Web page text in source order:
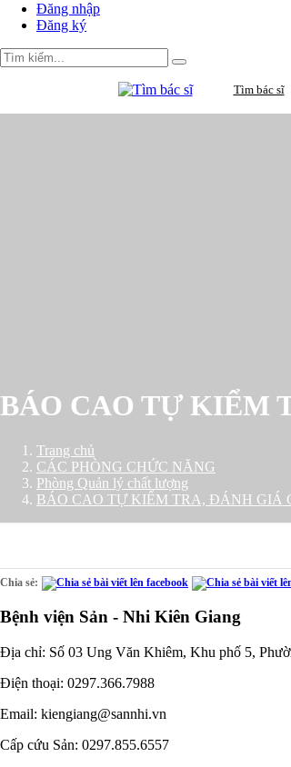
Đăng nhập
Đăng ký
Tìm bác sĩ
BÁO CAO TỰ KIỂM
Trang chủ
CÁC PHÒNG CHỨC NĂNG
Phòng Quản lý chất lượng
BÁO CAO TỰ KIỂM TRA, ĐÁNH GIÁ
Chia sẻ:
Bệnh viện Sản - Nhi Kiên Giang
Địa chỉ: Số 03 Ung Văn Khiêm, Khu phố 5,
Điện thoại: 0297.366.7988
Email: kiengiang@sannhi.vn
Cấp cứu Sản: 0297.855.6557